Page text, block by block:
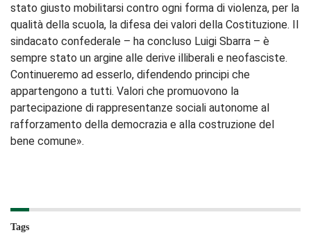
stato giusto mobilitarsi contro ogni forma di violenza, per la
qualità della scuola, la difesa dei valori della Costituzione. Il
sindacato confederale – ha concluso Luigi Sbarra – è
sempre stato un argine alle derive illiberali e neofasciste.
Continueremo ad esserlo, difendendo principi che
appartengono a tutti. Valori che promuovono la
partecipazione di rappresentanze sociali autonome al
rafforzamento della democrazia e alla costruzione del
bene comune».
Tags